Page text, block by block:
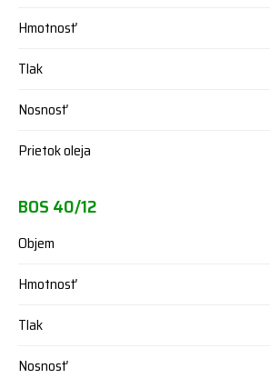
Hmotnosť
Tlak
Nosnosť
Prietok oleja
BOS 40/12
Objem
Hmotnosť
Tlak
Nosnosť